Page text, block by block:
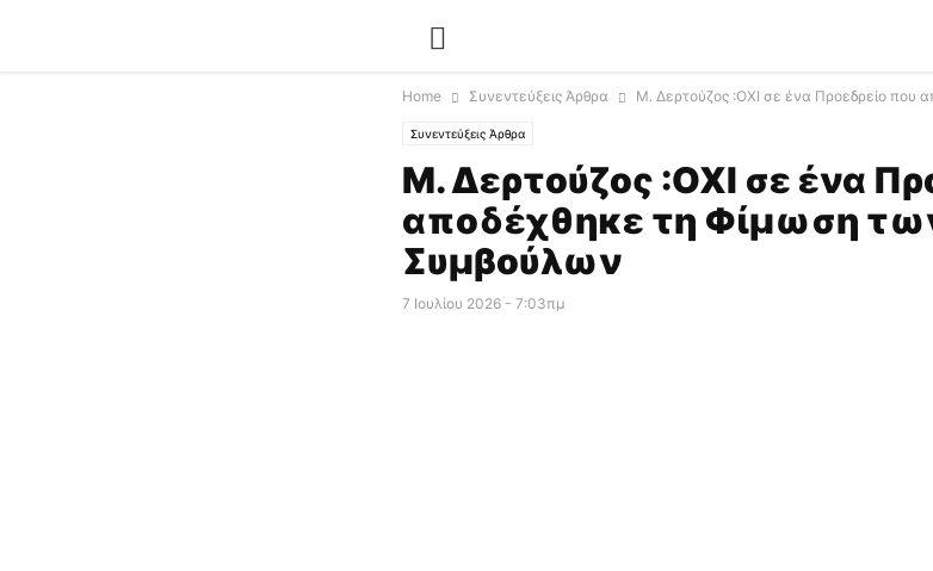
Home Συνεντεύξεις Άρθρα Μ. Δερτούζος :ΟΧΙ σε ένα Προεδρείο που
Συνεντεύξεις Άρθρα
Μ. Δερτούζος :ΟΧΙ σε ένα
αποδέχθηκε τη Φίμωση
Συμβούλων
7 Ιουλίου 2026 - 7:03πμ